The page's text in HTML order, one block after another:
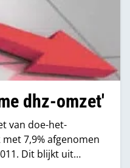
dhz-omzet'
van doe-het-
7,9% afgenomen
Dit blijkt uit